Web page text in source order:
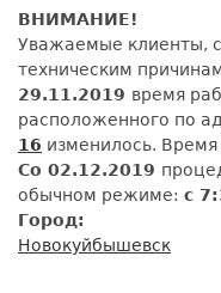
ВНИМАНИЕ!
Уважаемые клиенты,
техническим
29.11.2019 время
расположенного по
16 изменилось.
Со 02.12.2019
обычном режиме: с
Город:
Новокуйбышевск